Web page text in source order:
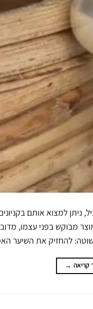
למצוא אותם בקניונים,
מבוקש בפני עצמו,
להחזיק את השיער
קריאה →